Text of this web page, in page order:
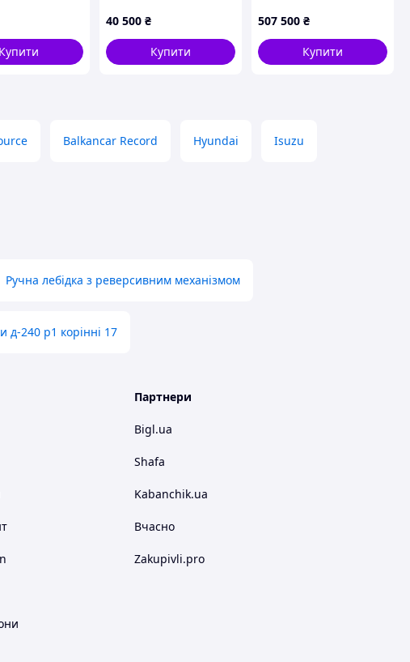
Купити
CM50D
40 500 ₴
Купити
507 500 ₴
Купити
Balkancar Record Hyundai Isuzu
Ручна лебідка з реверсивним механізмом
д-240 р1 корінні 17
Партнери
Bigl.ua
Shafa
Kabanchik.ua
Вчасно
Zakupivli.pro